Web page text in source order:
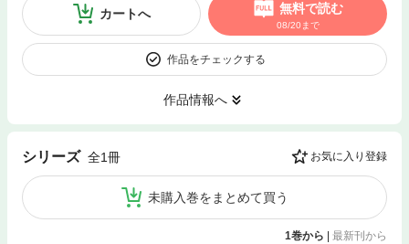
カートへ 無料で読む
08/20まで
作品をチェックする
作品情報へ
シリーズ 全1冊 お気に入り登録
未購入巻をまとめて買う
1巻から 最新刊から